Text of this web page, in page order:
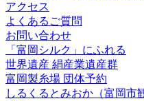
アクセス
よくあるご質問
お問い合わせ
「富岡シルク」にふれる
世界遺産 絹産業遺産群
富岡製糸場 団体予約
しるくるとみおか （富岡市